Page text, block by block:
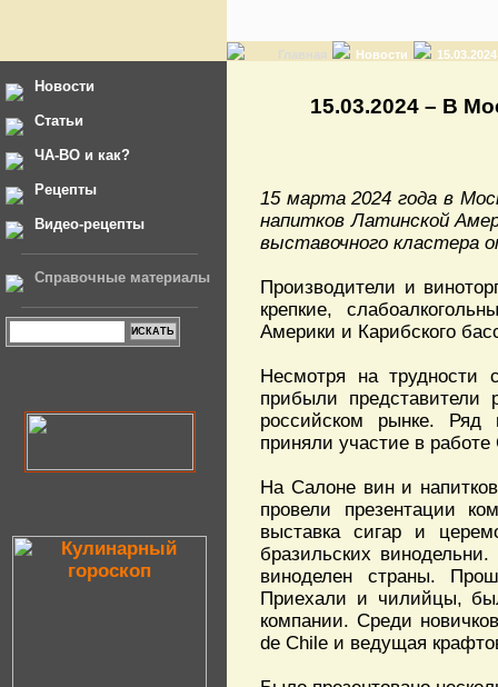
Главная Новости
Новости
Статьи
ЧА-ВО и как?
Рецепты
Видео-рецепты
Справочные материалы
15.03.2024 – В
15 марта 2024 года в
напитков Латинской
выставочного кластера
Производители и
крепкие,
Америки и Карибского
Несмотря на трудности
прибыли представители
российском рынке. Ряд
приняли участие в
На Салоне вин и
провели презентации
выставка сигар и
бразильских
виноделен страны.
Приехали и чилийцы,
компании. Среди
de Chile и ведущая